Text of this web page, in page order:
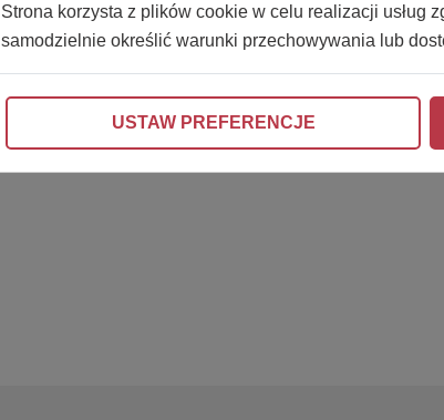
Strona korzysta z plików cookie w celu realizacji usług
samodzielnie określić warunki przechowywania lub
USTAW PREFERENCJE